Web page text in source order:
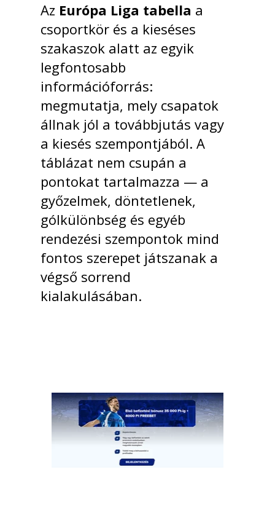
Az Európa Liga tabella a
csoportkör és a kieséses
szakaszok alatt az egyik
legfontosabb
információforrás:
megmutatja, mely csapatok
állnak jól a továbbjutás vagy
a kiesés szempontjából. A
táblázat nem csupán a
pontokat tartalmazza — a
győzelmek, döntetlenek,
gólkülönbség és egyéb
rendezési szempontok mind
fontos szerepet játszanak a
végső sorrend
kialakulásában.